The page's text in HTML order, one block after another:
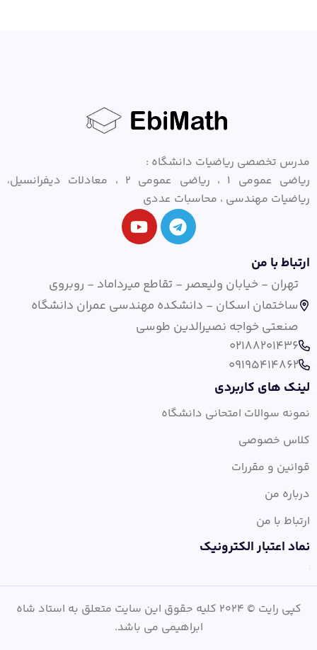
مدرس تخصصی ریاضیات دانشگاه :
ریاضی عمومی ۱ ، ریاضی عمومی ۲ ، معادلات دیفرانسیل،
ریاضیات مهندسی ، محاسبات عددی
ارتباط با من
تهران - خیابان ولیعصر - تقاطع میرداماد - روبروی
ساختمان اسکان - دانشکده مهندسی عمران دانشگاه
صنعتی خواجه نصیرالدین طوسی
02188201436
09195414862
لینک های کاربردی
نمونه سوالات امتحانی دانشگاه
کلاس خصوصی
قوانین و مقررات
درباره من
ارتباط با من
نماد اعتبار الکترونیک
کپی رایت © 2024 کلیه حقوق این سایت متعلق به استاد شاه
ابراهیمی می باشد.